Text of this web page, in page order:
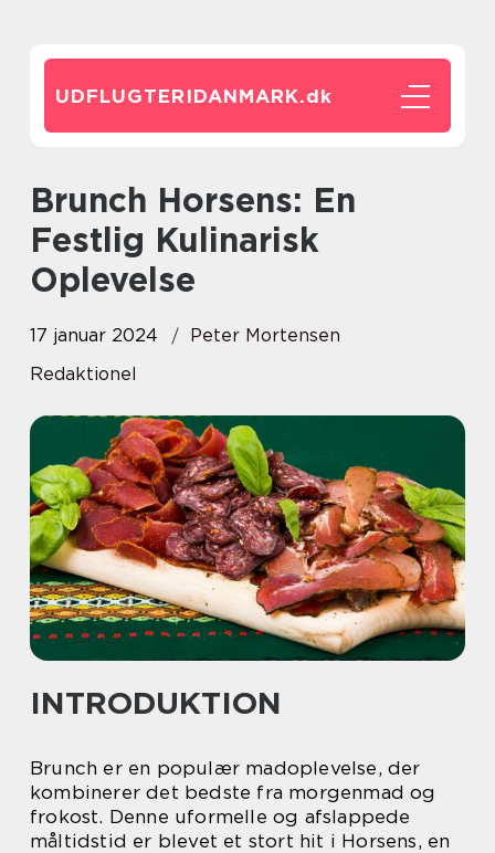
UDFLUGTERIDANMARK.dk
Brunch Horsens: En
Festlig Kulinarisk
Oplevelse
17 januar 2024
Peter Mortensen
Redaktionel
INTRODUKTION
Brunch er en populær madoplevelse, der
kombinerer det bedste fra morgenmad og
frokost. Denne uformelle og afslappede
måltidstid er blevet et stort hit i Horsens, en